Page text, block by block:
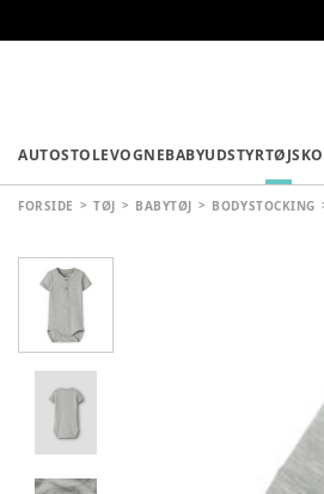
AUTOSTOLEVOGNEBABYUDSTYRTØJSKO
FORSIDE TØJ BABYTØJ BODYSTOCKING